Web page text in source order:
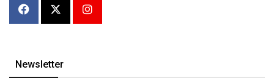
Newsletter